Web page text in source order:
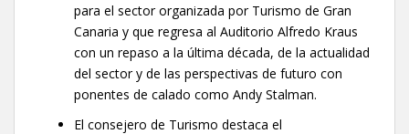
para el sector organizada por Turismo de Gran
Canaria y que regresa al Auditorio Alfredo Kraus
con un repaso a la última década, de la actualidad
del sector y de las perspectivas de futuro con
ponentes de calado como Andy Stalman.
El consejero de Turismo destaca el